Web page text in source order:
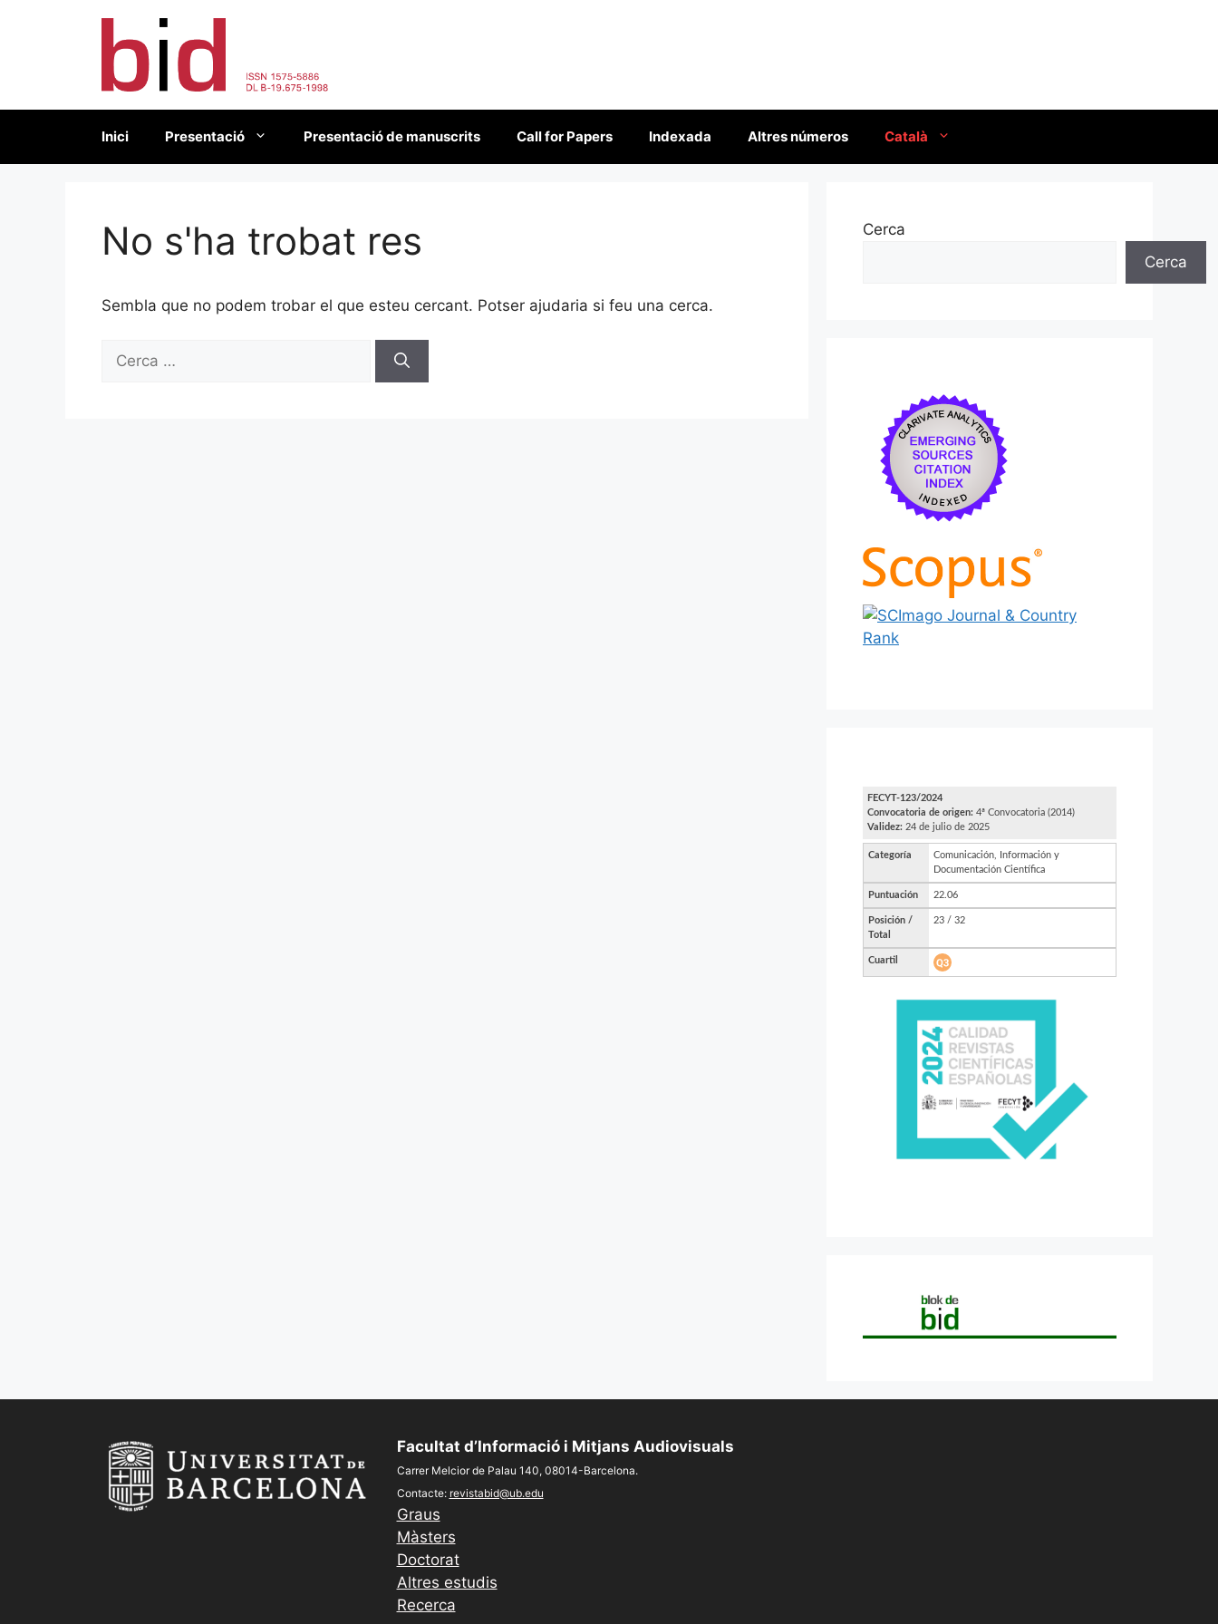
Inici Presentació Presentació de manuscrits Call for Papers Indexada Altres números Català
No s'ha trobat res
Sembla que no podem trobar el que esteu cercant. Potser ajudaria si feu una cerca.
Cerca:
Cerca
Cerca
Facultat d’Informació i Mitjans Audiovisuals
Carrer Melcior de Palau 140, 08014-Barcelona.
Contacte: revistabid@ub.edu
Graus
Màsters
Doctorat
Altres estudis
Recerca